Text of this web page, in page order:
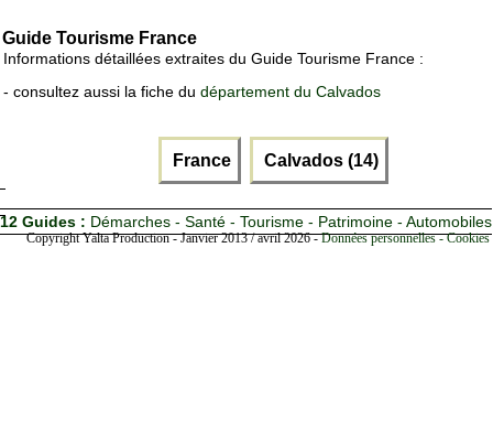
Guide Tourisme France
Informations détaillées extraites du Guide Tourisme France :
- consultez aussi la fiche du département du Calvados
France Calvados (14)
12 Guides : Démarches - Santé - Tourisme - Patrimoine - Automobiles
Copyright Yalta Production - Janvier 2013 / avril 2026 -Données personnelles -